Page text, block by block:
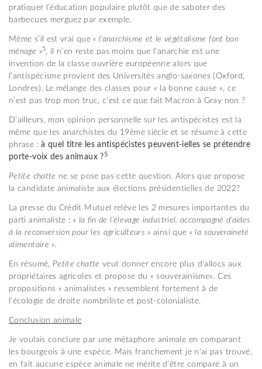
pratiquer l’éducation populaire plutôt que de saboter des
barbecues merguez par exemple.
Même s’il est vrai que« l’anarchisme et le végétalisme font bon
ménage »5, il n’en reste pas moins que l’anarchie est une
invention de la classe ouvrière européenne alors que
l’antispécisme provient des Universités anglo-saxones (Oxford,
Londres). Le mélange des classes pour « la bonne cause », ce
n’est pas trop mon truc, c’est ce que fait Macron à Gray non ?
D’ailleurs, mon opinion personnelle sur les antispécistes est la
même que les anarchistes du 19ème siècle et se résume à cette
phrase :à quel titre les antispécistes peuvent-ielles se prétendre
porte-voix des animaux ?5
Petite chatte ne se pose pas cette question. Alors que propose
la candidate animaliste aux élections présidentielles de 2022?
La presse du Crédit Mutuel relève les 2 mesures importantes du
parti animaliste : « la fin de l’élevage industriel, accompagné d’aides
à la reconversionpour les agriculteurs » ainsi que « la souveraineté
alimentaire ».
En résumé, Petite chatte veut donner encore plus d’allocs aux
propriétaires agricoles et propose du « souverainisme». Ces
propositions « animalistes » ressemblent fortement à de
l’écologie de droite nombriliste et post-colonialiste.
Conclusion animale
Je voulais conclure par une métaphore animale en comparant
les bourgeois à une espèce. Mais franchement je n’ai pas trouvé,
en fait aucune espèce animale ne mérite d’être comparé à un